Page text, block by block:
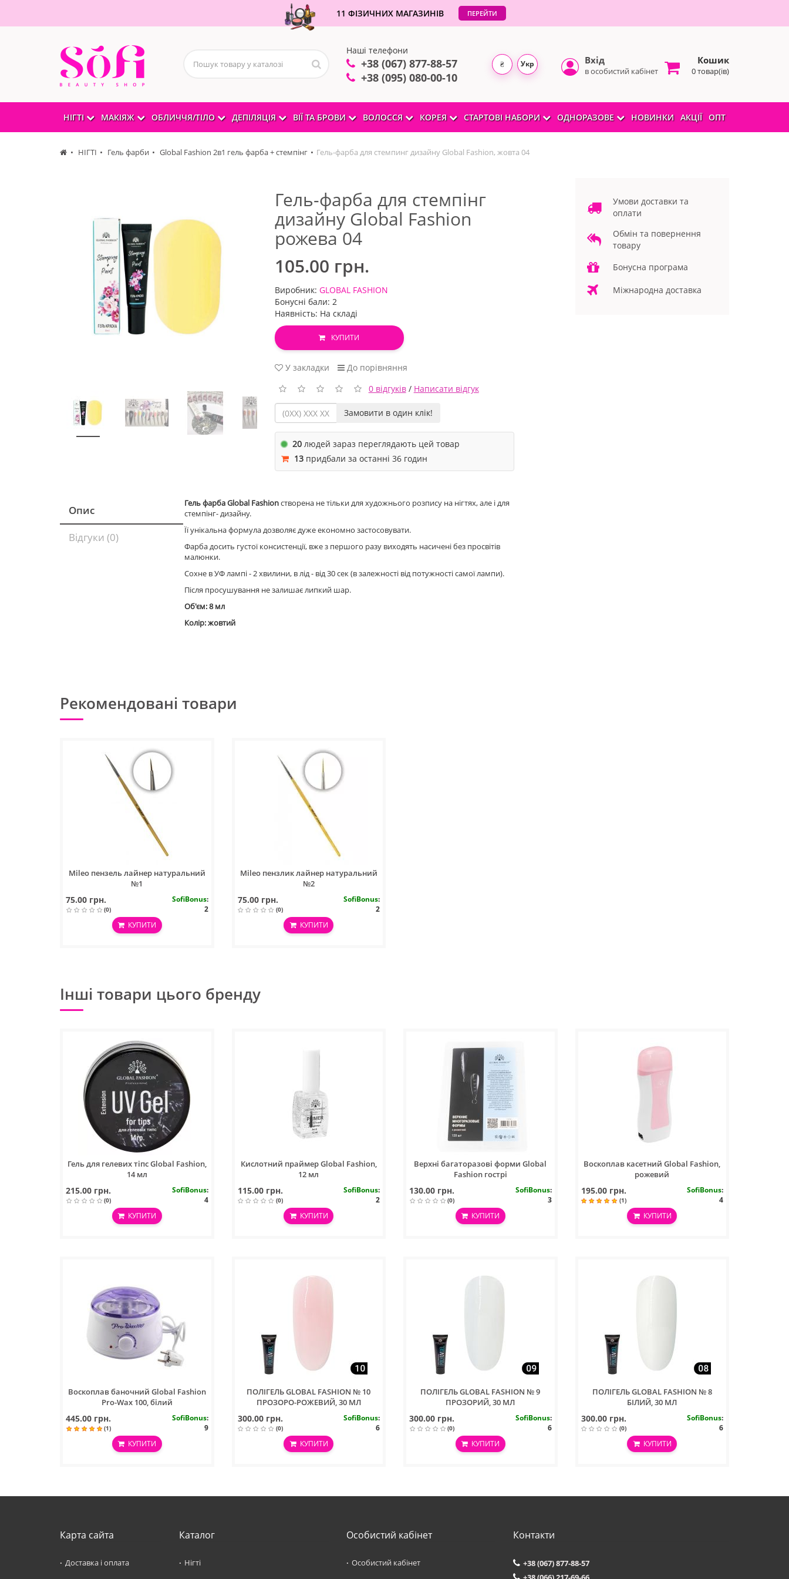
11 ФІЗИЧНИХ МАГАЗИНІВ ПЕРЕЙТИ
Наші телефони
+38 (067) 877-88-57
+38 (095) 080-00-10
₴ Укр Вхід
в особистий кабінет
Кошик
0 товар(ів)
НІГТІ МАКІЯЖ ОБЛИЧЧЯ/ТІЛО ДЕПІЛЯЦІЯ ВІЇ ТА БРОВИ ВОЛОССЯ КОРЕЯ СТАРТОВІ НАБОРИ ОДНОРАЗОВЕ НОВИНКИ АКЦІЇ ОПТ
НІГТІ Гель фарби Global Fashion 2в1 гель фарба + стемпінг Гель-фарба для стемпинг дизайну Global Fashion, жовта 04
Гель-фарба для стемпінг
дизайну Global Fashion
рожева 04
105.00 грн.
Виробник: GLOBAL FASHION
Бонусні бали: 2
Наявність: На складі
КУПИТИ
У закладки
До порівняння
0 відгуків/ Написати відгук
Замовити в один клік!
20людей зараз переглядають цей товар
13придбали за останні 36 годин
Опис
Відгуки (0)
Гель фарба Global Fashionстворена не тільки для художнього розпису на нігтях, але і для
стемпінг- дизайну.
Її унікальна формула дозволяє дуже економно застосовувати.
Фарба досить густої консистенції, вже з першого разу виходять насичені без просвітів
малюнки.
Сохне в УФ лампі - 2 хвилини, в лід - від 30 сек (в залежності від потужності самої лампи).
Після просушування не залишає липкий шар.
Об'єм: 8 мл
Колір: жовтий
Умови доставки та
оплати
Обмін та повернення
товару
Бонусна програма
Міжнародна доставка
Рекомендовані товари
Mileo пензель лайнер натуральний
№1
75.00 грн.
(0)
SofiBonus:
2
КУПИТИ
Mileo пензлик лайнер натуральний
№2
75.00 грн.
(0)
SofiBonus:
2
КУПИТИ
Інші товари цього бренду
Гель для гелевих тіпс Global Fashion,
14 мл
215.00 грн.
(0)
SofiBonus:
4
КУПИТИ
Кислотний праймер Global Fashion,
12 мл
115.00 грн.
(0)
SofiBonus:
2
КУПИТИ
Верхні багаторазові форми Global
Fashion гострі
130.00 грн.
(0)
SofiBonus:
3
КУПИТИ
Воскоплав касетний Global Fashion,
рожевий
195.00 грн.
(1)
SofiBonus:
4
КУПИТИ
Воскоплав баночний Global Fashion
Pro-Wax 100, білий
445.00 грн.
(1)
SofiBonus:
9
КУПИТИ
ПОЛІГЕЛЬ GLOBAL FASHION № 10
ПРОЗОРО-РОЖЕВИЙ, 30 МЛ
300.00 грн.
(0)
SofiBonus:
6
КУПИТИ
ПОЛІГЕЛЬ GLOBAL FASHION № 9
ПРОЗОРИЙ, 30 МЛ
300.00 грн.
(0)
SofiBonus:
6
КУПИТИ
ПОЛІГЕЛЬ GLOBAL FASHION № 8
БІЛИЙ, 30 МЛ
300.00 грн.
(0)
SofiBonus:
6
КУПИТИ
Карта сайта
Доставка і оплата
Каталог
Нігті
Особистий кабінет
Особистий кабінет
Контакти
+38 (067) 877-88-57